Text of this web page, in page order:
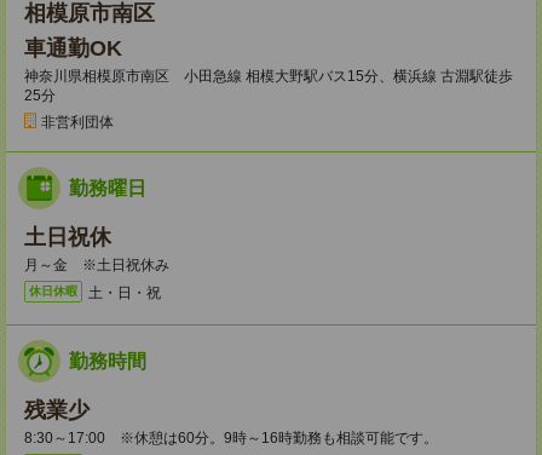
相模原市南区
車通勤OK
神奈川県相模原市南区 小田急線 相模大野駅バス15分、横浜線 古淵駅徒歩
25分
非営利団体
勤務曜日
土日祝休
月～金 ※土日祝休み
休日休暇 土・日・祝
勤務時間
残業少
8:30～17:00 ※休憩は60分。9時～16時勤務も相談可能です。